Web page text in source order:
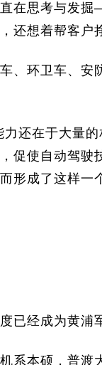
在思考与发
还想着帮客
、环卫车、
力还在于大
促使自动驾
形成了这样一
已经成为黄浦
系本硕，普